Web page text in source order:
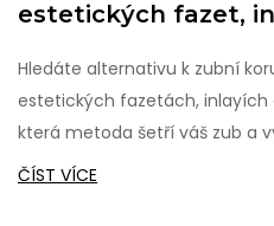
estetických fazet,
Hledáte alternativu k zubní
estetických fazetách, inlayích
která metoda šetří váš zub a
ČÍST VÍCE